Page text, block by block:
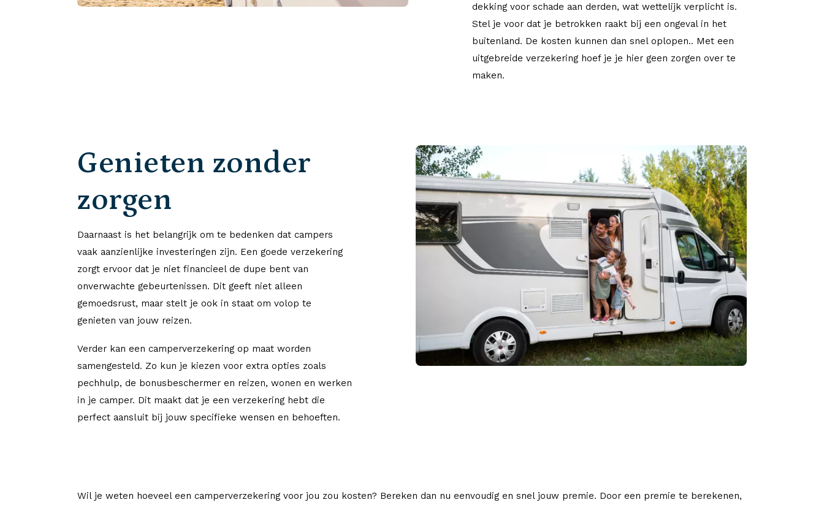
dekking voor schade aan derden, wat wettelijk verplicht is.
Stel je voor dat je betrokken raakt bij een ongeval in het
buitenland. De kosten kunnen dan snel oplopen.. Met een
uitgebreide verzekering hoef je je hier geen zorgen over te
maken.
Genieten zonder
zorgen
Daarnaast is het belangrijk om te bedenken dat campers
vaak aanzienlijke investeringen zijn. Een goede verzekering
zorgt ervoor dat je niet financieel de dupe bent van
onverwachte gebeurtenissen. Dit geeft niet alleen
gemoedsrust, maar stelt je ook in staat om volop te
genieten van jouw reizen.
Verder kan een camperverzekering op maat worden
samengesteld. Zo kun je kiezen voor extra opties zoals
pechhulp, de bonusbeschermer en reizen, wonen en werken
in je camper. Dit maakt dat je een verzekering hebt die
perfect aansluit bij jouw specifieke wensen en behoeften.
Wil je weten hoeveel een camperverzekering voor jou zou kosten? Bereken dan nu eenvoudig en snel jouw premie. Door een premie te berekenen,